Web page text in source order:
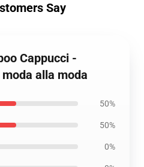
Say
Cappucci -
alla moda
50%
50%
0%